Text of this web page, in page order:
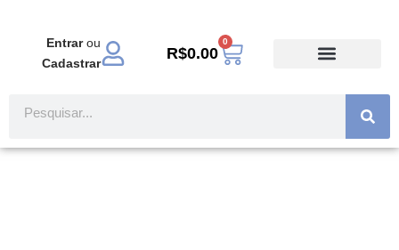
Entrarou
Cadastrar
R$0.00
0
Carrinho